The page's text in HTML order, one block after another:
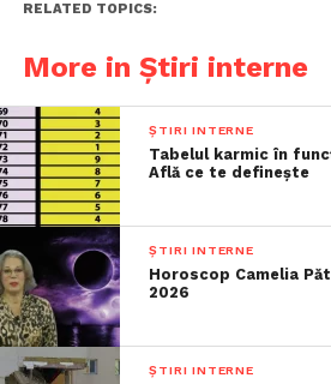
RELATED TOPICS:
More in Știri interne
ȘTIRI INTERNE
Tabelul karmic în
Află ce te definește
ȘTIRI INTERNE
Horoscop Camelia
2026
ȘTIRI INTERNE